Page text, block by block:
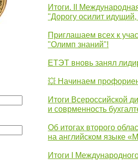
Итоги. II
"Дорогу осилит
Приглашаем всех к
"Олимп знаний"!
ЕТЭТ вновь занял
💥 Начинаем
Итоги Всероссийской
и соврменность
Об итогах второго
на английском языке
Итоги I